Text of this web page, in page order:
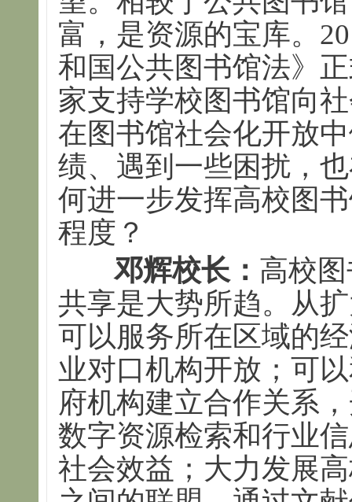
富，是资源的宝库。
和国公共图书馆法》
家支持学校图书馆向
在图书馆社会化开放
绩、遇到一些困扰，
何进一步发挥高校图
程度？
邓辉校长： 高校
共享是大势所趋。从
可以服务所在区域的
业对口机构开放；可
府机构建立合作关系
数字资源检索和行业
社会效益；大力发展